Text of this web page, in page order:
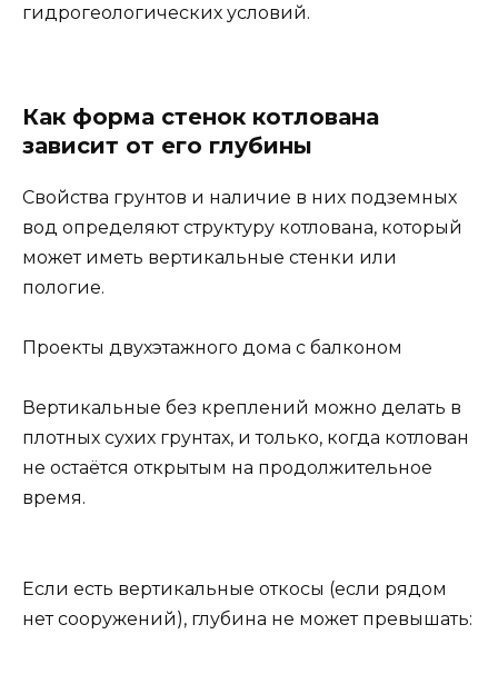
гидрогеологических условий.
Как форма стенок котлована
зависит от его глубины
Свойства грунтов и наличие в них подземных
вод определяют структуру котлована, который
может иметь вертикальные стенки или
пологие.
Проекты двухэтажного дома с балконом
Вертикальные без креплений можно делать в
плотных сухих грунтах, и только, когда котлован
не остаётся открытым на продолжительное
время.
Если есть вертикальные откосы (если рядом
нет сооружений), глубина не может превышать: